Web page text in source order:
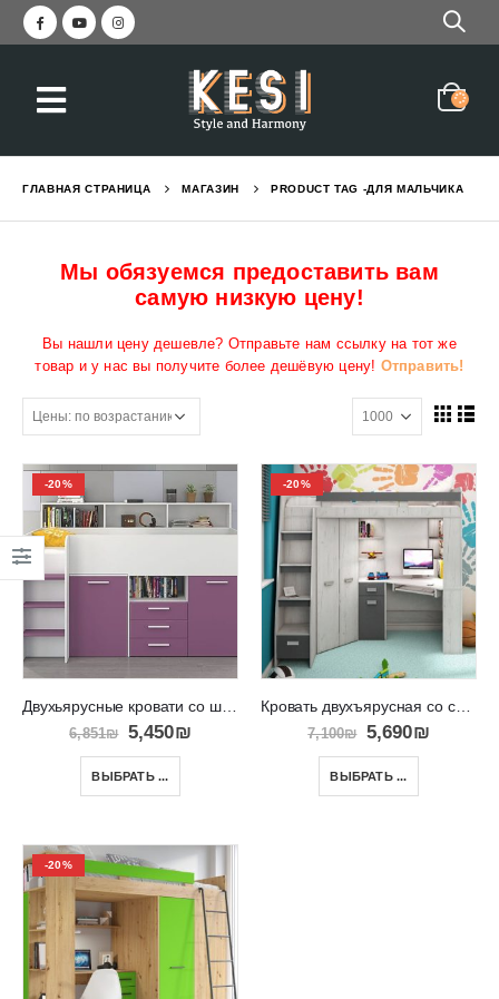
ГЛАВНАЯ СТРАНИЦА МАГАЗИН PRODUCT TAG -ДЛЯ МАЛЬЧИКА
Мы обязуемся предоставить вам
самую низкую цену!
Вы нашли цену дешевле? Отправьте нам ссылку на тот же
товар и у нас вы получите более дешёвую цену! Отправить!
-20%
Двухьярусные кровати со шкафами и столом для занятий NEO L – P
6,851₪ 5,450₪
ВЫБРАТЬ ...
-20%
Кровать двухъярусная со столом и шкафом ANTRESOLA L
7,100₪ 5,690₪
ВЫБРАТЬ ...
-20%